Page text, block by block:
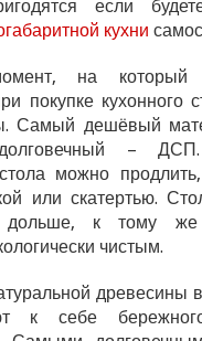
если
кухни
на который
покупке кухонного
Самый дешёвый
–
можно
или скатертью.
дольше, к тому же
чистым.
древесины
к себе